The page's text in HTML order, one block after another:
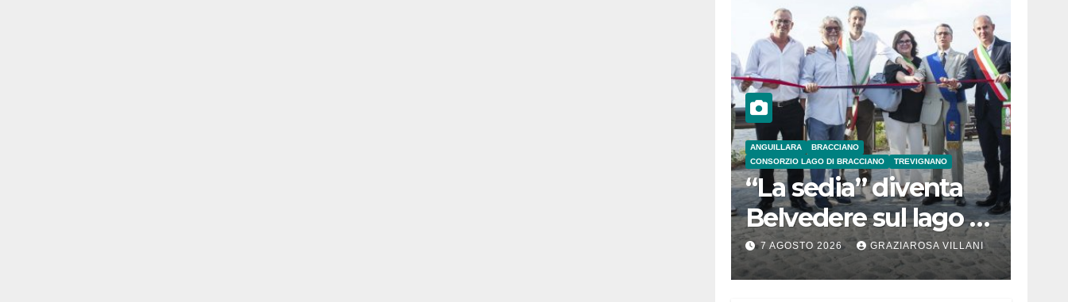
ANGUILLARA
BRACCIANO
CONSORZIO LAGO DI BRACCIANO
TREVIGNANO
“La sedia” diventa
Belvedere sul lago di
Bracciano: ieri
l’inaugurazione
7 AGOSTO 2026 GRAZIAROSA VILLANI